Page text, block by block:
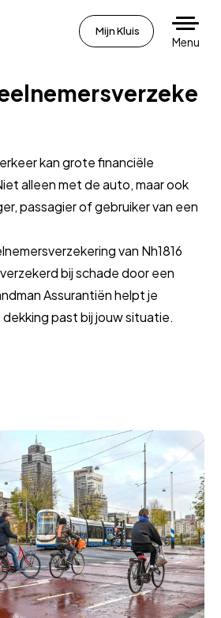
Mijn Kluis
Menu
kan grote financiële
alleen met de auto, maar ook
passagier of gebruiker van een
van Nh1816
bij schade door een
Assurantiën helpt je
past bij jouw situatie.